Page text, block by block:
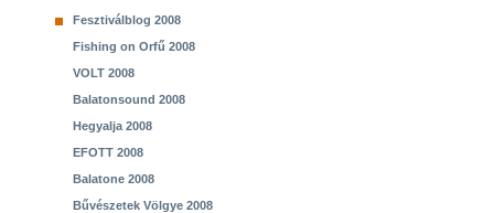
Fesztiválblog 2008
Fishing on Orfű 2008
VOLT 2008
Balatonsound 2008
Hegyalja 2008
EFOTT 2008
Balatone 2008
Bűvészetek Völgye 2008